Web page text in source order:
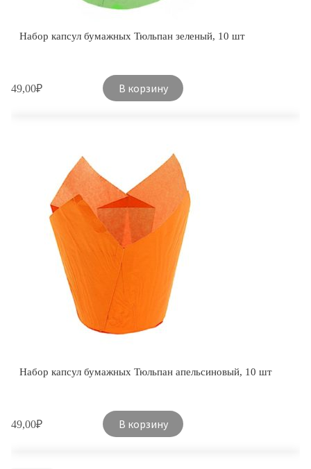
Набор капсул бумажных Тюльпан зеленый, 10 шт
49,00₽ В корзину
Набор капсул бумажных Тюльпан апельсиновый, 10 шт
49,00₽ В корзину